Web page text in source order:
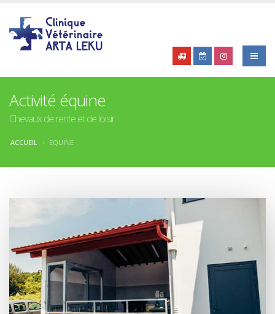
Activité équine
Chevaux de rente et de loisir
ACCUEIL EQUINE